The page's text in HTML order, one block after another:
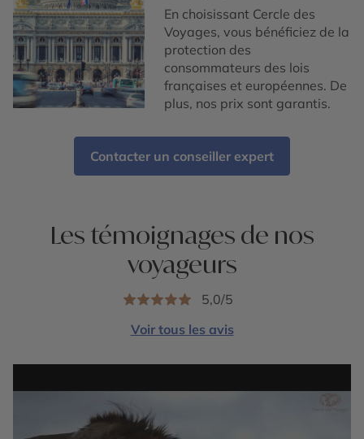
En choisissant Cercle des
Voyages, vous bénéficiez de la
protection des
consommateurs des lois
françaises et européennes. De
plus, nos prix sont garantis.
Contacter un conseiller expert
Les témoignages de nos
voyageurs
5,0/5
Voir tous les avis